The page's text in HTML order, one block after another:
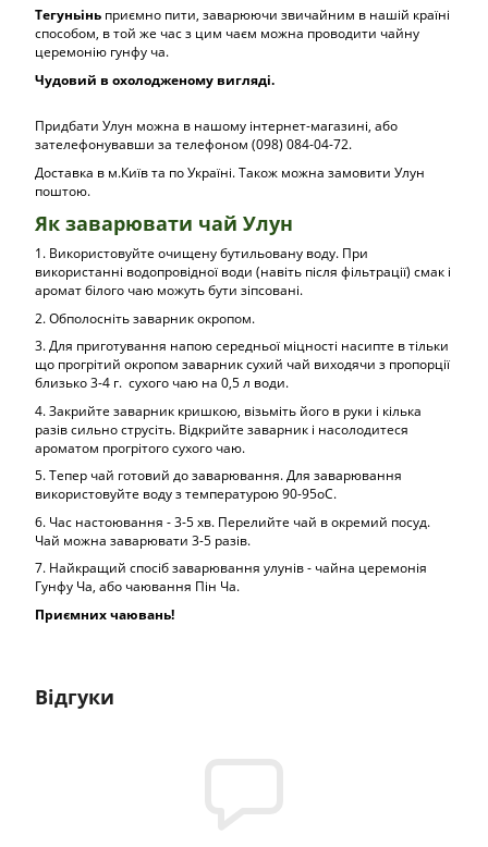
Тегуньінь приємно пити, заварюючи звичайним в нашій країні
способом, в той же час з цим чаєм можна проводити чайну
церемонію гунфу ча.
Чудовий в охолодженому вигляді.
Придбати Улун можна в нашому інтернет-магазині, або
зателефонувавши за телефоном (098) 084-04-72.
Доставка в м.Київ та по Україні. Також можна замовити Улун
поштою.
Як заварювати чай Улун
1. Використовуйте очищену бутильовану воду. При
використанні водопровідної води (навіть після фільтрації) смак і
аромат білого чаю можуть бути зіпсовані.
2. Обполосніть заварник окропом.
3. Для приготування напою середньої міцності насипте в тільки
що прогрітий окропом заварник сухий чай виходячи з пропорції
близько 3-4 г. сухого чаю на 0,5 л води.
4. Закрийте заварник кришкою, візьміть його в руки і кілька
разів сильно струсіть. Відкрийте заварник і насолодитеся
ароматом прогрітого сухого чаю.
5. Тепер чай готовий до заварювання. Для заварювання
використовуйте воду з температурою 90-95оС.
6. Час настоювання - 3-5 хв. Перелийте чай в окремий посуд.
Чай можна заварювати 3-5 разів.
7. Найкращий спосіб заварювання улунів - чайна церемонія
Гунфу Ча, або чаювання Пін Ча.
Приємних чаювань!
Відгуки